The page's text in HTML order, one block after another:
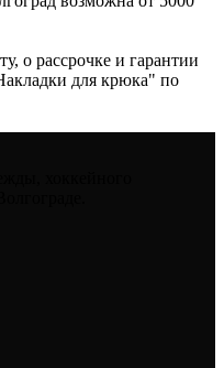
о рассрочке и гарантии
для крюка" по